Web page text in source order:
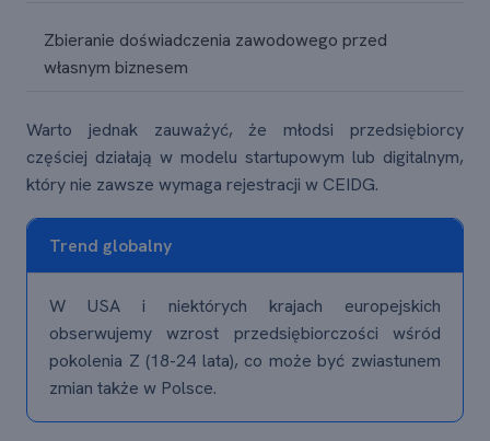
Zbieranie doświadczenia zawodowego przed
własnym biznesem
Warto jednak zauważyć, że młodsi przedsiębiorcy
częściej działają w modelu startupowym lub digitalnym,
który nie zawsze wymaga rejestracji w CEIDG.
Trend globalny
W USA i niektórych krajach europejskich
obserwujemy wzrost przedsiębiorczości wśród
pokolenia Z (18-24 lata), co może być zwiastunem
zmian także w Polsce.